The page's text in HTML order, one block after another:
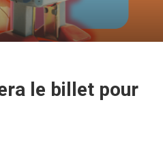
le billet pour